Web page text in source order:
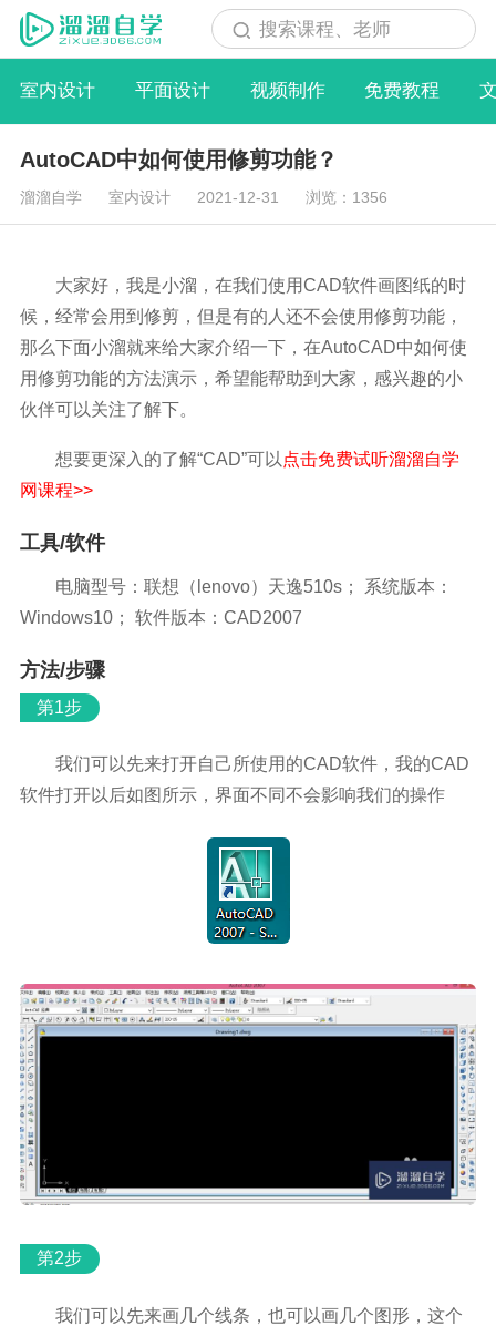
搜索课程、老师
室内设计 平面设计 视频制作 免费教程
AutoCAD中如何使用修剪功能？
溜溜自学 室内设计 2021-12-31 浏览：1356
大家好，我是小溜，在我们使用CAD软件画图纸的时
候，经常会用到修剪，但是有的人还不会使用修剪功能，
那么下面小溜就来给大家介绍一下，在AutoCAD中如何使
用修剪功能的方法演示，希望能帮助到大家，感兴趣的小
伙伴可以关注了解下。
想要更深入的了解“CAD”可以 点击免费试听溜溜自学
网课程>>
工具/软件
电脑型号：联想（lenovo）天逸510s； 系统版本：
Windows10； 软件版本：CAD2007
方法/步骤
第1步
我们可以先来打开自己所使用的CAD软件，我的CAD
软件打开以后如图所示，界面不同不会影响我们的操作
第2步
我们可以先来画几个线条，也可以画几个图形，这个